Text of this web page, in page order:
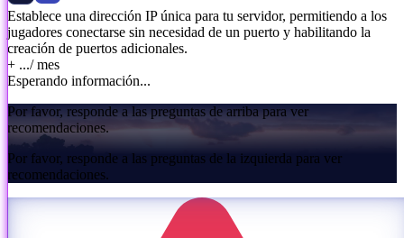
Establece una dirección IP única para tu servidor, permitiendo a los
jugadores conectarse sin necesidad de un puerto y habilitando la
creación de puertos adicionales.
+ .../ mes
Esperando información...
Por favor, responde a las preguntas de arriba para ver
recomendaciones.
Por favor, responde a las preguntas de la izquierda para ver
recomendaciones.